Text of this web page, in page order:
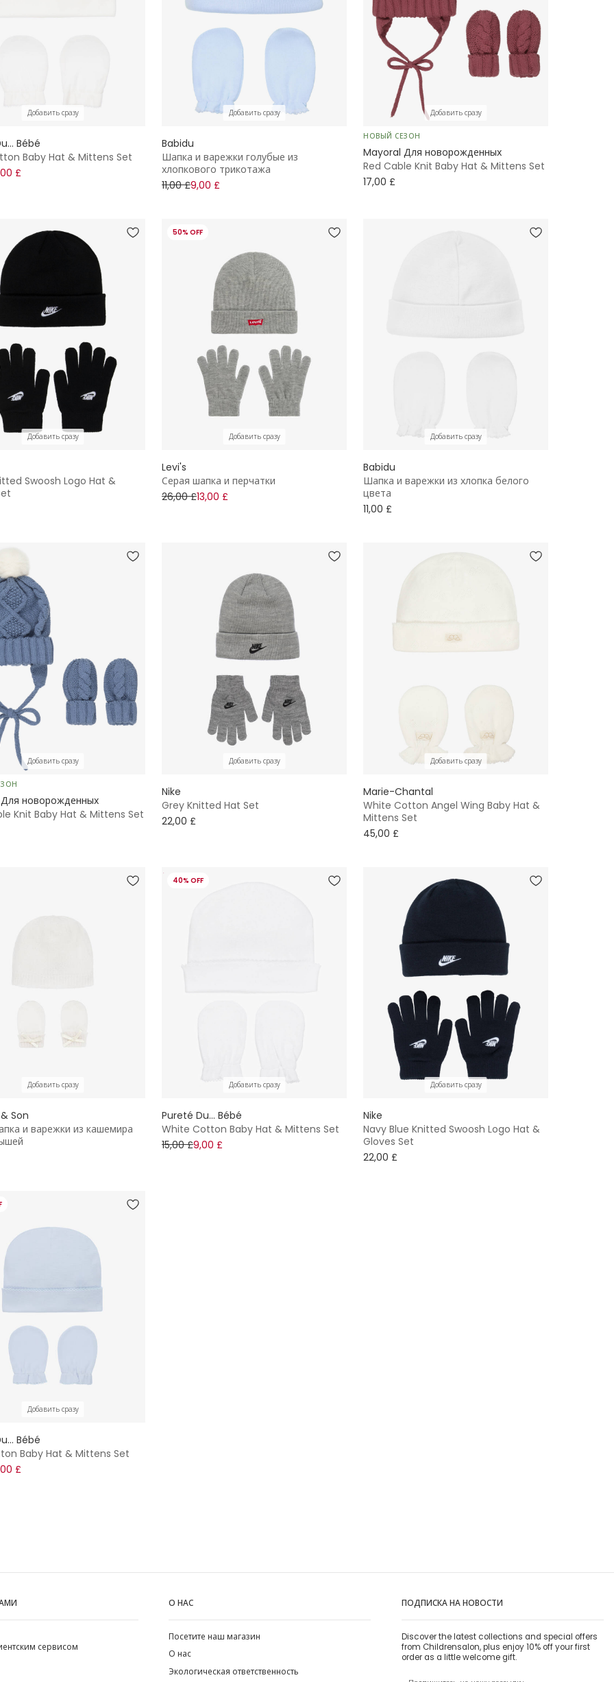
Добавить сразу
Bébé
Baby Hat & Mittens Set
£
Добавить сразу
Babidu
Шапка и варежки голубые из
хлопкового трикотажа
11,00 £9,00 £
Добавить сразу
НОВЫЙ СЕЗОН
Mayoral Для новорожденных
Red Cable Knit Baby Hat & Mittens Set
17,00 £
Добавить сразу
Swoosh Logo Hat &
50% OFF
Добавить сразу
Levi's
Серая шапка и перчатки
26,00 £13,00 £
Добавить сразу
Babidu
Шапка и варежки из хлопка белого
цвета
11,00 £
Добавить сразу
новорожденных
Knit Baby Hat & Mittens Set
Добавить сразу
Nike
Grey Knitted Hat Set
22,00 £
Добавить сразу
Marie-Chantal
White Cotton Angel Wing Baby Hat &
Mittens Set
45,00 £
Добавить сразу
Son
и варежки из кашемира
40% OFF
Добавить сразу
Pureté Du... Bébé
White Cotton Baby Hat & Mittens Set
15,00 £9,00 £
Добавить сразу
Nike
Navy Blue Knitted Swoosh Logo Hat &
Gloves Set
22,00 £
Добавить сразу
Bébé
Baby Hat & Mittens Set
£
сервисом
О НАС
Посетите наш магазин
О нас
Экологическая ответственность
ПОДПИСКА НА НОВОСТИ
Discover the latest collections and special offers
from Childrensalon, plus enjoy 10% off your first
order as a little welcome gift.